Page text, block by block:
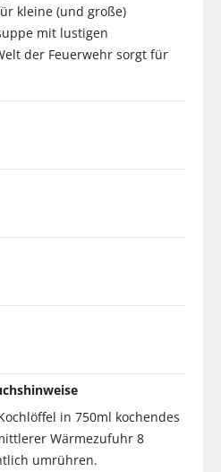
kleine (und große)
mit lustigen
der Feuerwehr sorgt für
in 750ml kochendes
Wärmezufuhr 8
umrühren.